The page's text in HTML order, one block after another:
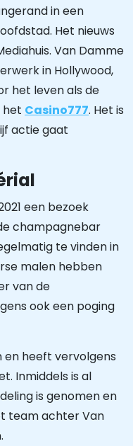
in een
Het nieuws
Van Damme
in Hollywood,
het leven als de
het Casino777. Het is
actie gaat
een bezoek
champagnebar
te vinden in
malen hebben
van de
ook een poging
heeft vervolgens
Inmiddels is al
is genomen en
team achter Van